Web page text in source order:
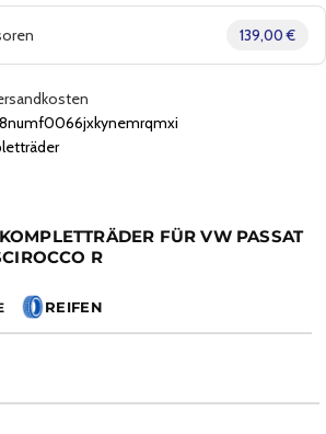
139,00 €
FÜR VW PASSAT
R
REIFEN